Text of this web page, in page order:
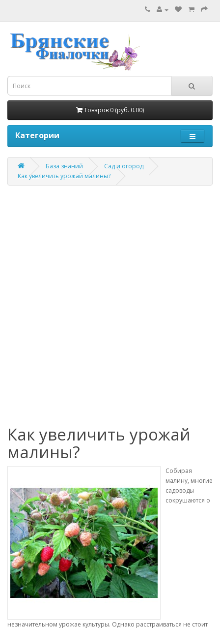
Товаров 0 (руб. 0.00)
Категории
База знаний
Сад и огород
Как увеличить урожай малины?
Как увеличить урожай
малины?
Собирая
малину, многие
садоводы
сокрушаются о
незначительном урожае культуры. Однако расстраиваться не стоит